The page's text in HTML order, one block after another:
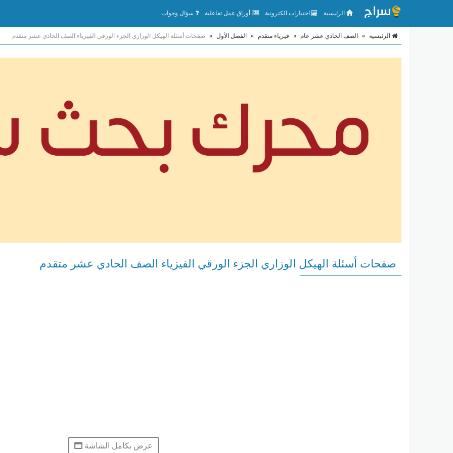
الرئيسية اختبارات الكترونية أوراق عمل تفاعلية سؤال وجواب
الرئيسية » الصف الحادي عشر عام » فيزياء متقدم » الفصل الأول » صفحات أسئلة الهيكل الوزاري الجزء الورقي الفيزياء الصف الحادي عشر متقدم
صفحات أسئلة الهيكل الوزاري الجزء الورقي الفيزياء الصف الحادي عشر متقدم
عرض بكامل الشاشة